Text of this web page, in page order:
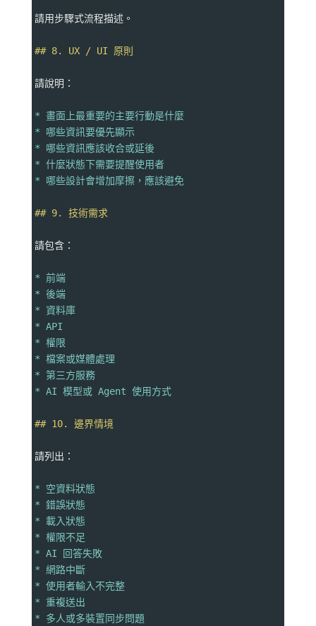
請用步驟式流程描述。
## 8. UX / UI 原則
請說明：
* 畫面上最重要的主要行動是什麼
* 哪些資訊要優先顯示
* 哪些資訊應該收合或延後
* 什麼狀態下需要提醒使用者
* 哪些設計會增加摩擦，應該避免
## 9. 技術需求
請包含：
* 前端
* 後端
* 資料庫
* API
* 權限
* 檔案或媒體處理
* 第三方服務
* AI 模型或 Agent 使用方式
## 10. 邊界情境
請列出：
* 空資料狀態
* 錯誤狀態
* 載入狀態
* 權限不足
* AI 回答失敗
* 網路中斷
* 使用者輸入不完整
* 重複送出
* 多人或多裝置同步問題